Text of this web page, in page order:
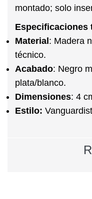
montado; solo
Especificaciones
Material: Madera
técnico.
Acabado: Negro
plata/blanco.
Dimensiones: 4
Estilo: